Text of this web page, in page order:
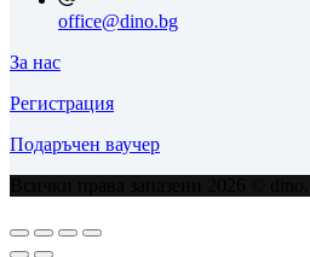
office@dino.bg
За нас
Регистрация
Подаръчен ваучер